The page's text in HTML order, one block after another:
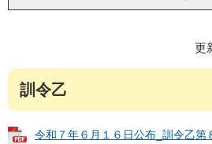
更
訓令乙
令和７年６月１６日公布_訓令乙第